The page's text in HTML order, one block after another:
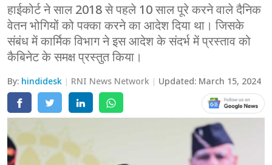
हाईकोर्ट ने साल 2018 से पहले 10 साल पूरे करने वाले दैनिक
वेतन भोगियों को पक्का करने का आदेश दिया था। जिसके
संबंध में कार्मिक विभाग ने इस आदेश के संदर्भ में प्रस्ताव को
कैबिनेट के समक्ष प्रस्तुत किया।
By: hindidesk RNI News Network Updated: March 15, 2024
प्रयागराज
मेरठ
लखनऊ
उत्तराखंड
अल्मोड़ा
चंपावत